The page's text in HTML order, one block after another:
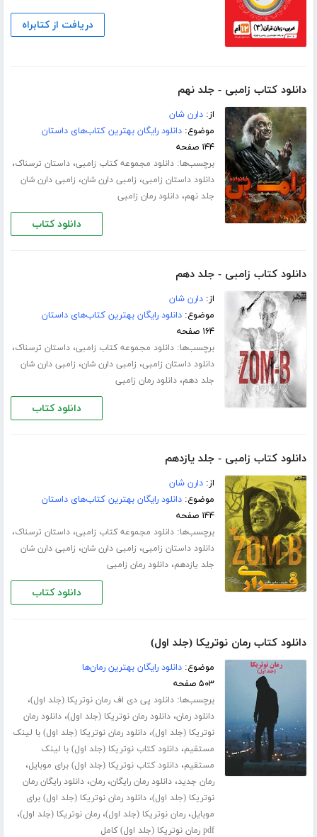
دریافت از کتابراه
دانلود کتاب زامبی - جلد نهم
از:دارن شان
موضوع:دانلود رایگان بهترین کتاب‌های داستان
۱۴۴ صفحه
برچسب‌ها:دانلود مجموعه کتاب زامبی،داستان ترسناک،
دانلود داستان زامبی، زامبی دارن شان، زامبی دارن شان
جلد نهم،دانلود رمان زامبی
دانلود کتاب
دانلود کتاب زامبی - جلد دهم
از:دارن شان
موضوع:دانلود رایگان بهترین کتاب‌های داستان
۱۶۴ صفحه
برچسب‌ها:دانلود مجموعه کتاب زامبی،داستان ترسناک،
دانلود داستان زامبی، زامبی دارن شان، زامبی دارن شان
جلد دهم،دانلود رمان زامبی
دانلود کتاب
دانلود کتاب زامبی - جلد یازدهم
از:دارن شان
موضوع:دانلود رایگان بهترین کتاب‌های داستان
۱۴۴ صفحه
برچسب‌ها:دانلود مجموعه کتاب زامبی،داستان ترسناک،
دانلود داستان زامبی، زامبی دارن شان، زامبی دارن شان
جلد یازدهم،دانلود رمان زامبی
دانلود کتاب
دانلود کتاب رمان نوتریکا (جلد اول)
موضوع:دانلود رایگان بهترین رمان‌ها
۵۰۳ صفحه
برچسب‌ها:دانلود پی دی اف رمان نوتریکا (جلد اول)،
دانلود رمان،دانلود رمان نوتریکا (جلد اول)،دانلود رمان
نوتریکا (جلد اول)،دانلود رمان نوتریکا (جلد اول) با لینک
مستقیم،دانلود کتاب نوتریکا (جلد اول) با لینک
مستقیم،دانلود کتاب نوتریکا (جلد اول) برای موبایل،
رمان جدید،دانلود رمان رایگان،رمان،دانلود رایگان رمان
نوتریکا (جلد اول)،دانلود رمان نوتریکا (جلد اول) برای
موبایل،رمان نوتریکا (جلد اول)،رمان نوتریکا (جلد اول)،
pdf رمان نوتریکا (جلد اول) کامل